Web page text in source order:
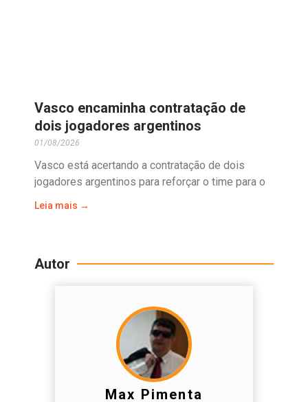
Vasco encaminha contratação de
dois jogadores argentinos
01/08/2026
Vasco está acertando a contratação de dois
jogadores argentinos para reforçar o time para o
Leia mais →
Autor
Max Pimenta